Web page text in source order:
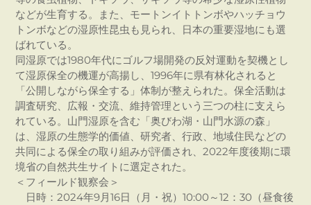
などが生育する。また、モートンイトトンボやハッチョウ
トンボなどの湿原性昆虫も見られ、日本の重要湿地にも選
ばれている。
同湿原では1980年代にゴルフ場開発の反対運動を契機とし
て湿原保全の機運が高揚し、1996年に県有林化されると
「公開しながら保全する」体制が整えられた。保全活動は
調査研究、広報・交流、維持管理という三つの柱に支えら
れている。山門湿原を含む「奥びわ湖・山門水源の森」
は、湿原の生態学的価値、研究者、行政、地域住民などの
共同による保全の取り組みが評価され、2022年度後期に環
境省の自然共生サイトに選定された。
＜フィールド観察会＞
日時：2024年9月16日（月・祝）10:00～12：30（昼食後